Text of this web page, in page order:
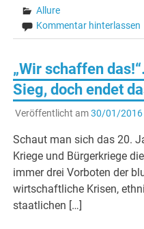
Allure
Kommentar hinterlassen
„Wir schaffen
Sieg, doch endet
Veröffentlicht am30/01/2016
Schaut man sich das 20.
Kriege und Bürgerkriege
immer drei Vorboten der
wirtschaftliche Krisen,
staatlichen […]